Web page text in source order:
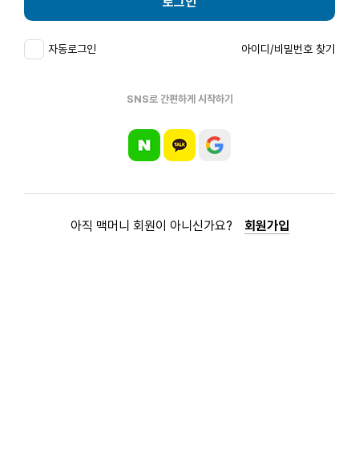
자동로그인 아이디/비밀번호 찾기
SNS로 간편하게 시작하기
아직 맥머니 회원이 아니신가요? 회원가입